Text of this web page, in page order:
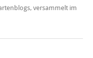
versammelt im